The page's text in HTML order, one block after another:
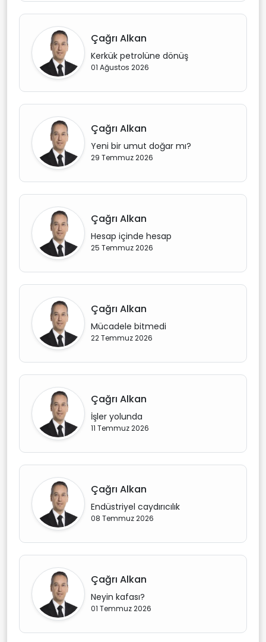
Çağrı Alkan
Kerkük petrolüne dönüş
01 Ağustos 2026
Çağrı Alkan
Yeni bir umut doğar mı?
29 Temmuz 2026
Çağrı Alkan
Hesap içinde hesap
25 Temmuz 2026
Çağrı Alkan
Mücadele bitmedi
22 Temmuz 2026
Çağrı Alkan
İşler yolunda
11 Temmuz 2026
Çağrı Alkan
Endüstriyel caydırıcılık
08 Temmuz 2026
Çağrı Alkan
Neyin kafası?
01 Temmuz 2026